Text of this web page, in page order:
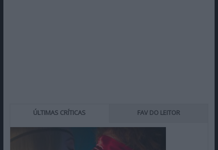
ÚLTIMAS CRÍTICAS FAV DO LEITOR